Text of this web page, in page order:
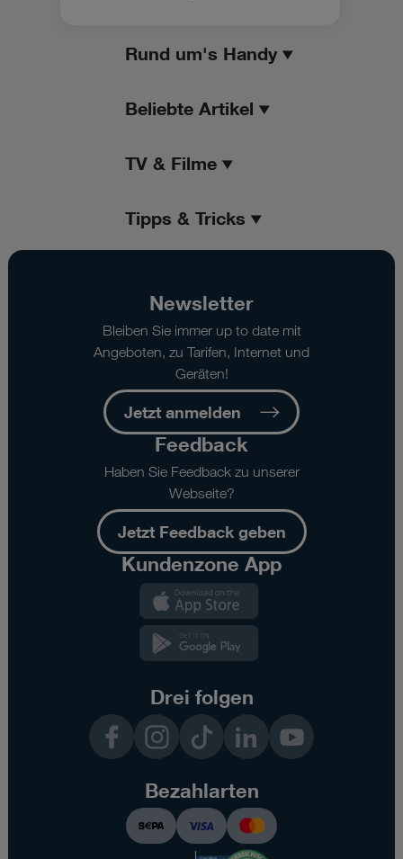
Rund um's Handy
Beliebte Artikel
TV & Filme
Tipps & Tricks
Newsletter
Bleiben Sie immer up to date mit
Angeboten, zu Tarifen, Internet und
Geräten!
Jetzt anmelden
Feedback
Haben Sie Feedback zu unserer
Webseite?
Jetzt Feedback geben
Kundenzone App
Drei folgen
InstagramTikTok LinkedInYouTube
Bezahlarten